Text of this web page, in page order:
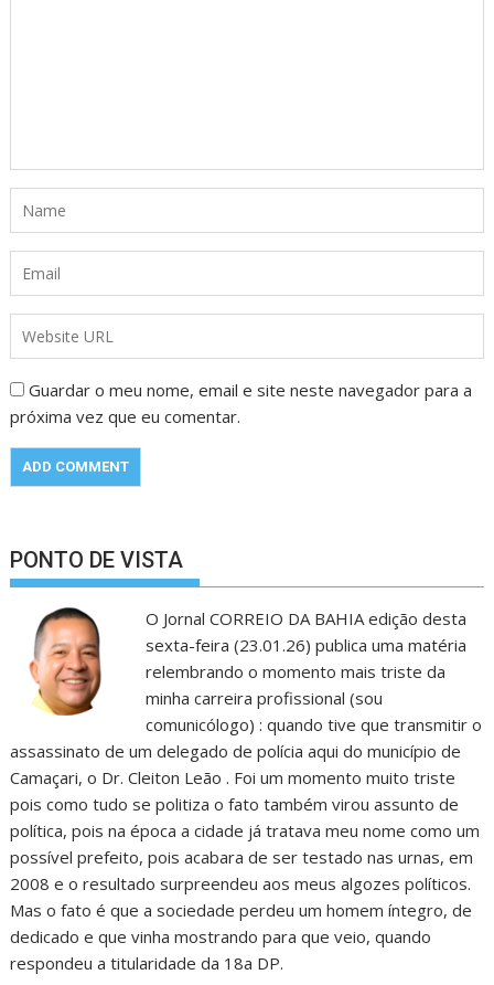
Guardar o meu nome, email e site neste navegador para a
próxima vez que eu comentar.
PONTO DE VISTA
O Jornal CORREIO DA BAHIA edição desta
sexta-feira (23.01.26) publica uma matéria
relembrando o momento mais triste da
minha carreira profissional (sou
comunicólogo) : quando tive que transmitir o
assassinato de um delegado de polícia aqui do município de
Camaçari, o Dr. Cleiton Leão . Foi um momento muito triste
pois como tudo se politiza o fato também virou assunto de
política, pois na época a cidade já tratava meu nome como um
possível prefeito, pois acabara de ser testado nas urnas, em
2008 e o resultado surpreendeu aos meus algozes políticos.
Mas o fato é que a sociedade perdeu um homem íntegro, de
dedicado e que vinha mostrando para que veio, quando
respondeu a titularidade da 18a DP.